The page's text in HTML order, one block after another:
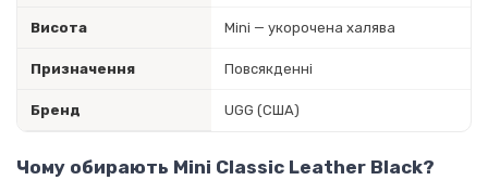
Висота Mini — укорочена халява
Призначення Повсякденні
Бренд UGG (США)
Чому обирають Mini Classic Leather Black?